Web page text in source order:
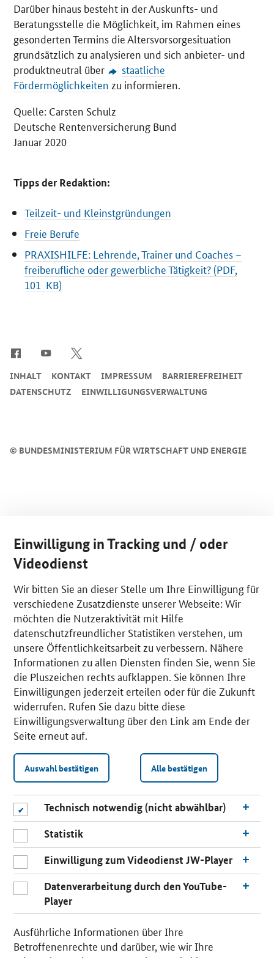
Darüber hinaus besteht in der Auskunfts- und
Beratungsstelle die Möglichkeit, im Rahmen eines
gesonderten Termins die Altersvorsorgesituation
grundsätzlich zu analysieren und sich anbieter- und
produktneutral über
staatliche
Fördermöglichkeiten zu informieren.
Quelle: Carsten Schulz
Deutsche Rentenversicherung Bund
Januar 2020
Tipps der Redaktion:
Teilzeit- und Kleinstgründungen
Freie Berufe
PRAXISHILFE: Lehrende, Trainer und Coaches –
freiberufliche oder gewerbliche Tätigkeit? (PDF,
101 KB)
n
© BUNDESMINISTERIUM FÜR WIRTSCHAFT UND ENERGIE
INHALT KONTAKT IMPRESSUM
BARRIEREFREIHEIT
DATENSCHUTZ
EINWILLIGUNGSVERWALTUNG
Einwilligung in Tracking und / oder
Videodienst
Wir bitten Sie an dieser Stelle um Ihre Einwilligung für
verschiedene Zusatzdienste unserer Webseite: Wir
möchten die Nutzeraktivität mit Hilfe
datenschutzfreundlicher Statistiken verstehen, um
unsere Öffentlichkeitsarbeit zu verbessern. Nähere
Informationen zu allen Diensten finden Sie, wenn Sie
die Pluszeichen rechts aufklappen. Sie können Ihre
Einwilligungen jederzeit erteilen oder für die Zukunft
widerrufen. Rufen Sie dazu bitte diese
Einwilligungsverwaltung über den Link am Ende der
Seite erneut auf.
Auswahl bestätigen Alle bestätigen
Technisch notwendig (nicht abwählbar)
Statistik
Einwilligung zum Videodienst JW-Player
Datenverarbeitung durch den YouTube-
Player
Ausführliche Informationen über Ihre
Betroffenenrechte und darüber, wie wir Ihre